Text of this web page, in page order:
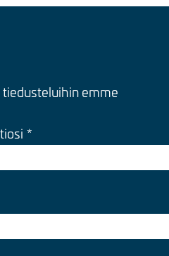
emme